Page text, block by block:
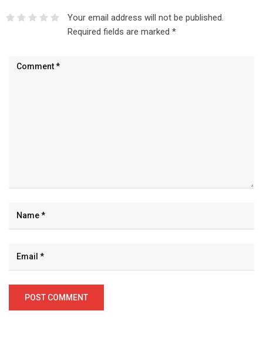
Your email address will not be published.
Required fields are marked *